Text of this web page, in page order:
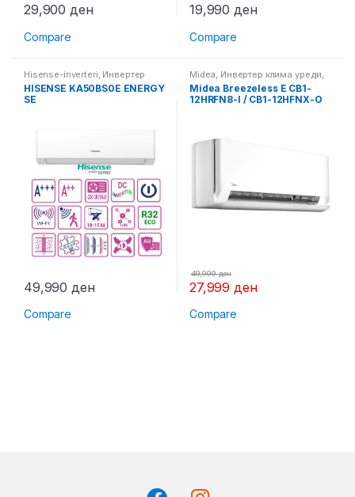
29,900ден
Compare
19,990ден
Compare
Hisense-inverteri Инвертер
клима уреди,Клима уреди
HISENSE KA50BS0E ENERGY
SE
49,990 ден
Compare
Midea Инвертер клима уреди
Клима уреди
Midea Breezeless E CB1-
12HRFN8-I / CB1-12HFNX-O
27,999 ден
49,999ден
Compare